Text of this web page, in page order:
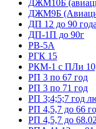
ДЖМ10Б
ДЖМ9Б
ДП 12 до 90
ДП-1П до 90г
РВ-5А
РГК 15
РКМ-1 с ПЛи 10,
РП 3 по 67 год
РП 3 по 71 год
РП 3;4;5;7 год
РП 4,5,7 до 66
РП 4,5,7 до